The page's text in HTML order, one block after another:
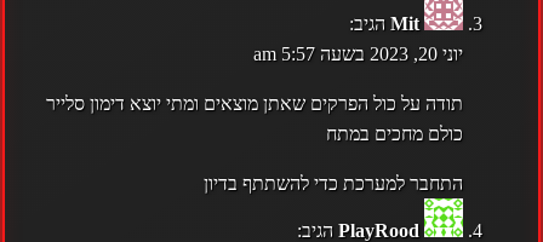
Mit הגיב:
יוני 20, 2023 בשעה 5:57 am
תודה על כול הפרקים שאתן מוצאים ומתי יוצא דימון סלייר
כולם מחכים במתח
התחבר למערכת כדי להשתתף בדיון
PlayRood הגיב: